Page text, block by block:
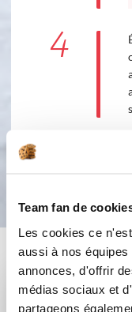
Team fan de
Les cookies ce
aussi à nos
annonces, d'offrir
médias sociaux et
partageons
4
Vous aimerez